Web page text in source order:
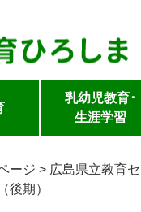
乳幼児教育･
生涯学習
ージ > 広島県立教育
後期）